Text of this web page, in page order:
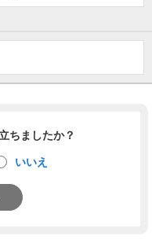
ちましたか？
いいえ